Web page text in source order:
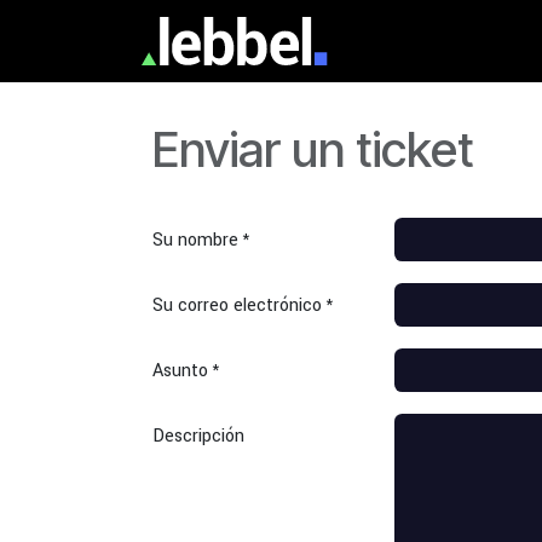
Enviar un ticket
Su nombre *
Su correo electrónico *
Asunto *
Descripción